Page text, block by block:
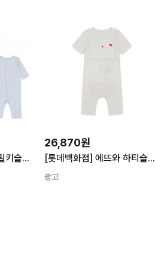
[롯데백화점] 에뜨와 밀키슬림7부내의07S317602/신생아,유아,축하선물,여름내의,모달 LE1221884238
26,870원
[롯데백화점] 에뜨와 하티슬림57내의07T317613/신생아,유아,축하선물,반팔내의,말띠,모달 LE1221569263
광고